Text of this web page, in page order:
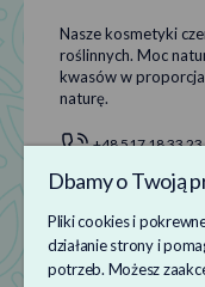
Nasze kosmetyki
roślinnych. Moc
kwasów w
naturę.
+48 517 18 33 23
Informacje
Dbamy o Twoją
Pliki cookies i
działanie strony i
potrzeb. Możesz